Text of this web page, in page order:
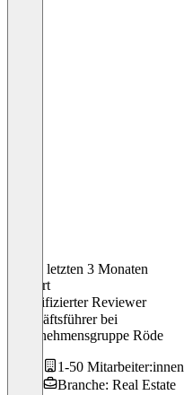
In den letzten 3 Monaten
Herbert
Verifizierter Reviewer
Geschäftsführerbei
Unternehmensgruppe Röde
1-50 Mitarbeiter:innen
Branche: Real Estate